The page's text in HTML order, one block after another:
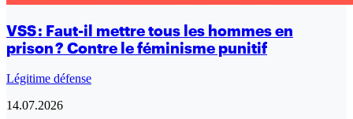
VSS : Faut-il mettre tous les hommes en
prison ? Contre le féminisme punitif
Légitime défense
14.07.2026